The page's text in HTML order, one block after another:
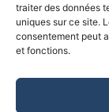
traiter des données
uniques sur ce site.
consentement peut
et fonctions.
Vie privée